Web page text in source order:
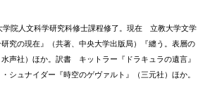
学院人文科学研究科修士課程修了。現在 立教大学文学
究の現在』（共著、中央大学出版局）『纏う。表層の
声社）ほか。訳書 キットラー『ドラキュラの遺言』
シュナイダー『時空のゲヴァルト』（三元社）ほか。